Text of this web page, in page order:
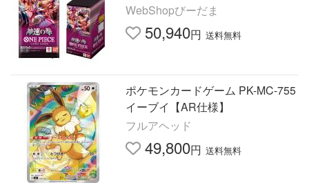
WebShopびーだま
50,940円 送料無料
ポケモンカードゲーム PK-MC-755
イーブイ【AR仕様】
フルアヘッド
49,800円 送料無料